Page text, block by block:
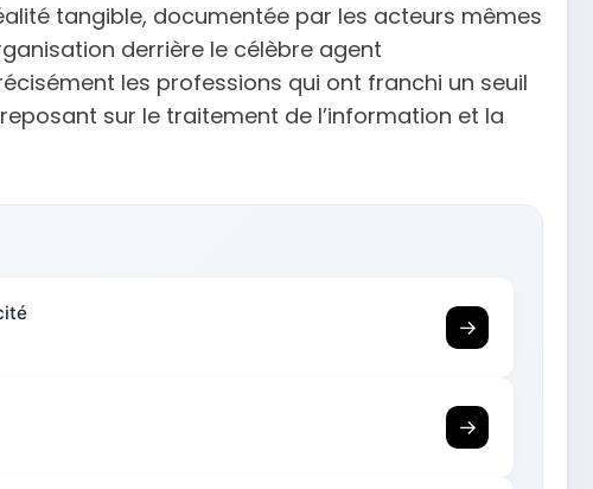
tangible, documentée par les acteurs mêmes
derrière le célèbre agent
les professions qui ont franchi un seuil
sur le traitement de l’information et la
→
→